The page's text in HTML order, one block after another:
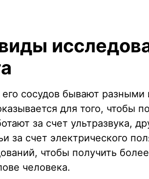
сосудов бывают разными
для того, чтобы
за счет ультразвука,
за счет электрического
чтобы получить
человека.